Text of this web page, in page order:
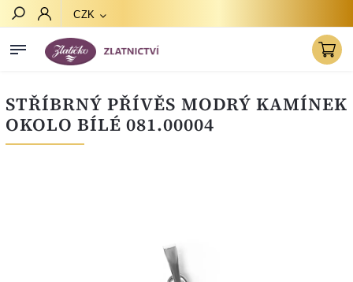
CZK
STŘÍBRNÝ PŘÍVĚS MODRÝ KAMÍNEK
OKOLO BÍLÉ 081.00004